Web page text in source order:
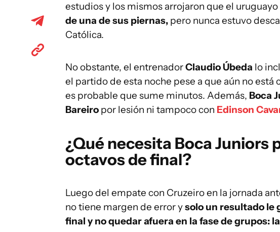
estudios y los mismos arrojaron que el
de una de sus piernas, pero nunca estuvo
Católica.
No obstante, el entrenadorClaudio Úbeda lo
el partido de esta noche pese a que aún no
es probable que sume minutos. Además, Boca
Bareiro por lesión ni tampoco con Edinson
¿Qué necesita Boca Juniors
octavos de final?
Luego del empate con Cruzeiro en la jornada
no tiene margen de error ysolo un resultado le
final y no quedar afuera en la fase de grupos: